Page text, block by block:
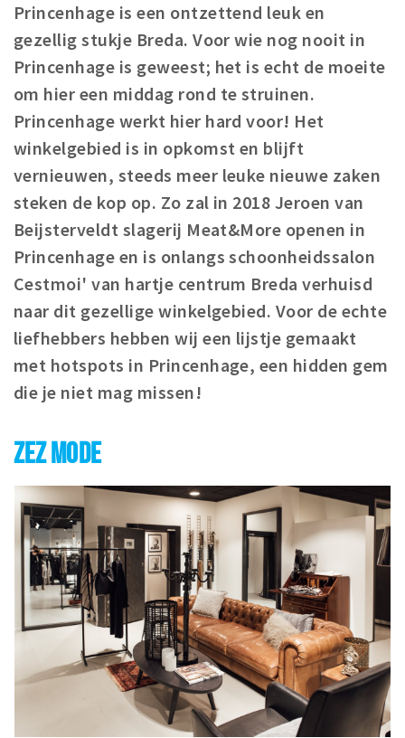
Winkels
Winkelgebieden
Parkeren
Bezienswaardigheden
Musea, theaters & podia
Uitjes & activiteiten
Toeristische routes
Natuurgebieden
Baroniepoorten
Sport
Privacy
Inloggen
Princenhage is een ontzettend leuk en
gezellig stukje Breda. Voor wie nog nooit in
Princenhage is geweest; het is echt de moeite
om hier een middag rond te struinen.
Princenhage werkt hier hard voor! Het
winkelgebied is in opkomst en blijft
vernieuwen, steeds meer leuke nieuwe zaken
steken de kop op. Zo zal in 2018 Jeroen van
Beijsterveldt slagerij Meat&More openen in
Princenhage en is onlangs schoonheidssalon
Cestmoi' van hartje centrum Breda verhuisd
naar dit gezellige winkelgebied. Voor de echte
liefhebbers hebben wij een lijstje gemaakt
met hotspots in Princenhage, een hidden gem
die je niet mag missen!
ZEZ MODE